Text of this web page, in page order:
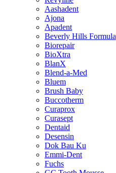
Aashadent
Ajona
Apadent
Beverly Hills Formula
Biorepair
BioXtra
BlanX
Blend-a-Med
Bluem
Brush Baby
Buccotherm
Curaprox
Curasept
Dentaid
Desensin
Dok Bau Ku
Emmi-Dent
Fuchs